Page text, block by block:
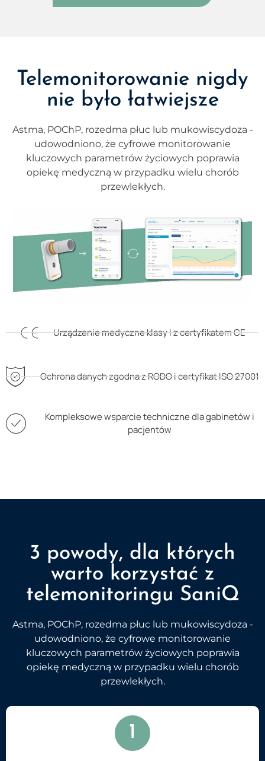
Telemonitorowanie nigdy
nie było łatwiejsze
Astma, POChP, rozedma płuc lub mukowiscydoza -
udowodniono, że cyfrowe monitorowanie
kluczowych parametrów życiowych poprawia
opiekę medyczną w przypadku wielu chorób
przewlekłych.
Urządzenie medyczne klasy I z certyfikatem CE
Ochrona danych zgodna z RODO i certyfikat ISO 27001
Kompleksowe wsparcie techniczne dla gabinetów i
pacjentów
3 powody, dla których
warto korzystać z
telemonitoringu SaniQ
Astma, POChP, rozedma płuc lub mukowiscydoza -
udowodniono, że cyfrowe monitorowanie
kluczowych parametrów życiowych poprawia
opiekę medyczną w przypadku wielu chorób
przewlekłych.
1